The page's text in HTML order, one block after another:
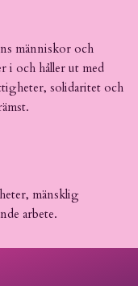
människor och
i och håller ut med
solidaritet och
mänsklig
arbete.